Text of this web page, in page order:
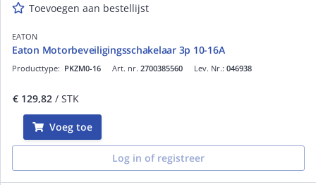
Toevoegen aan bestellijst
EATON
Eaton Motorbeveiligingsschakelaar 3p 10-16A
Art. nr. 2700385560
Producttype: PKZM0-16 Lev. Nr.: 046938
€ 129,82 / STK
Voeg toe
Log in of registreer